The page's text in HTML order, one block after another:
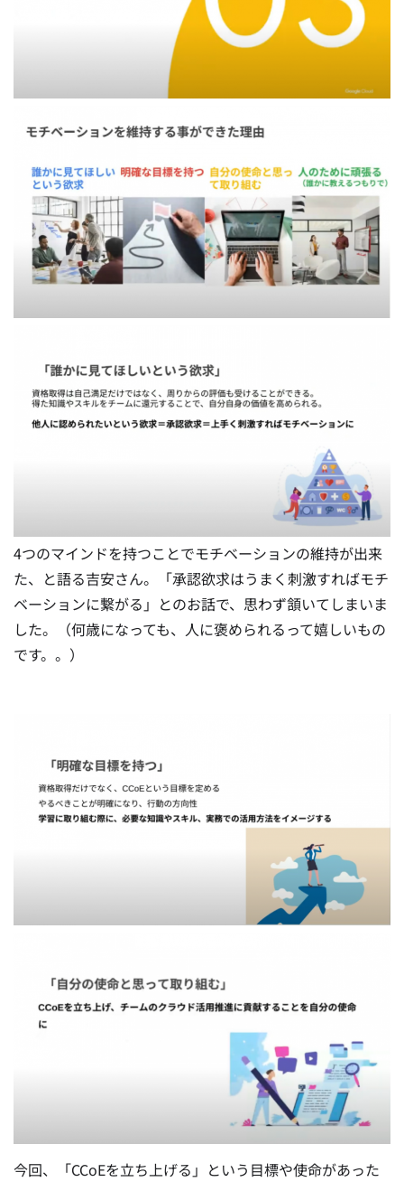
4つのマインドを持つことでモチベーションの維持が出来
た、と語る吉安さん。「承認欲求はうまく刺激すればモチ
ベーションに繋がる」とのお話で、思わず頷いてしまいま
した。（何歳になっても、人に褒められるって嬉しいもの
です。。）
今回、「CCoEを立ち上げる」という目標や使命があった